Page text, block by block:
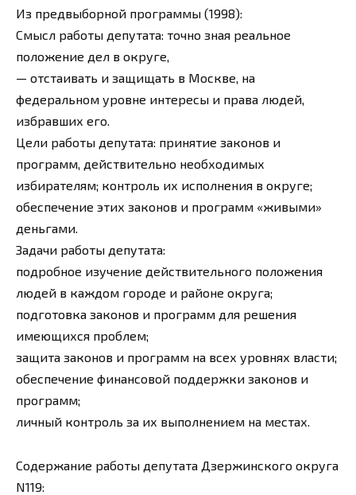
Из предвыборной программы (1998):
Смысл работы депутата: точно зная реальное
положение дел в округе,
— отстаивать и защищать в Москве, на
федеральном уровне интересы и права людей,
избравших его.
Цели работы депутата: принятие законов и
программ, действительно необходимых
избирателям; контроль их исполнения в округе;
обеспечение этих законов и программ «живыми»
деньгами.
Задачи работы депутата:
подробное изучение действительного положения
людей в каждом городе и районе округа;
подготовка законов и программ для решения
имеющихся проблем;
защита законов и программ на всех уровнях власти;
обеспечение финансовой поддержки законов и
программ;
личный контроль за их выполнением на местах.
Содержание работы депутата Дзержинского округа
N119: